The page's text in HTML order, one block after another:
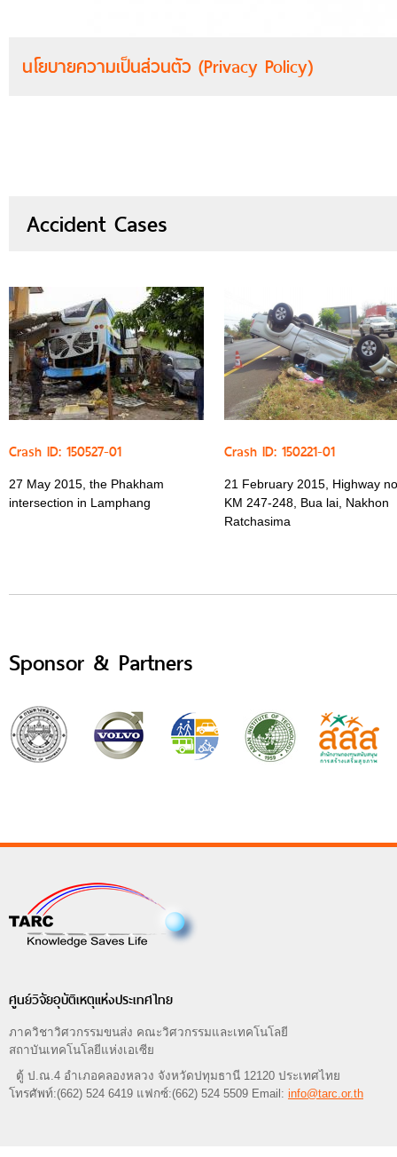
นโยบายความเป็นส่วนตัว (Privacy Policy)
Accident Cases
Crash ID: 150527-01
27 May 2015, the Phakham
intersection in Lamphang
Crash ID: 150221-01
21 February 2015, Highway
KM 247-248, Bua lai, Nakhon
Ratchasima
Sponsor & Partners
ศูนย์วิจัยอุบัติเหตุแห่งประเทศไทย
ภาควิชาวิศวกรรมขนส่ง คณะวิศวกรรมและเทคโนโลยี
สถาบันเทคโนโลยีแห่งเอเซีย
ตู้ ป.ณ.4 อำเภอคลองหลวง จังหวัดปทุมธานี 12120 ประเทศไทย
โทรศัพท์:(662) 524 6419 แฟกซ์:(662) 524 5509 Email: info@tarc.or.th